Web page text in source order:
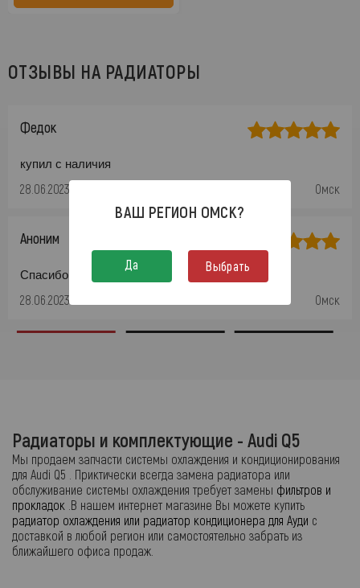
ОТЗЫВЫ НА РАДИАТОРЫ
Федок
купил с наличия
28.06.2023 Омск
Аноним
Спасибо
28.06.2023 Омск
Радиаторы и комплектующие - Audi Q5
Мы продаем запчасти системы охлаждения и кондиционирования
для Audi Q5 . Приктически всегда замена радиатора или
обслуживание системы охлаждения требует замены фильтров и
прокладок .В нашем интернет магазине Вы можете купить
радиатор охлаждения или радиатор кондиционера для Ауди с
доставкой в любой регион или самостоятельно забрать из
ближайшего офиса продаж.
ВАШ РЕГИОН ОМСК?
Да Выбрать